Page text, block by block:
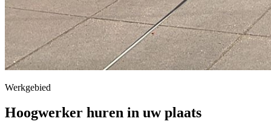
Werkgebied
Hoogwerker huren in uw plaats